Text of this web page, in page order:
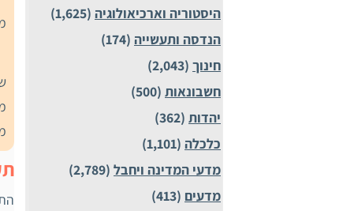
היסטוריה וארכיאולוגיה (1,625)
הנדסה ותעשייה (174)
חינוך (2,043)
חשבונאות (500)
יהדות (362)
כלכלה (1,101)
מדעי המדינה ויחבל (2,789)
מדעים (413)